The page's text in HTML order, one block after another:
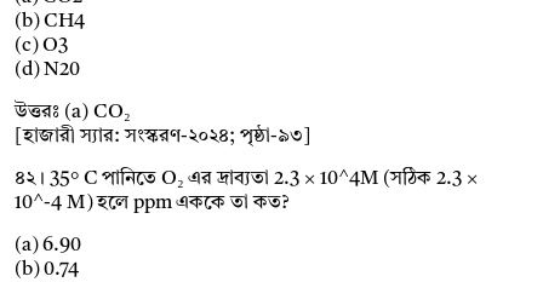
(b) CH4
(c) O3
(d) N20
উত্তরঃ (a) CO₂
[হাজারী স্যার: সংস্করণ-২০২৪; পৃষ্ঠা-৯৩]
৪২। 35° C পানিতে O₂ এর দ্রাব্যতা 2.3 × 10^4M (সঠিক 2.3 ×
10^-4 M) হলে ppm এককে তা কত?
(a) 6.90
(b) 0.74